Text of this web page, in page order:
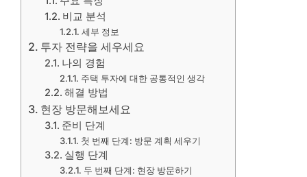
비교 분석
세부 정보
투자 전략을 세우세요
나의 경험
주택 투자에 대한 공통적인 생각
해결 방법
현장 방문해보세요
준비 단계
첫 번째 단계: 방문 계획 세우기
실행 단계
두 번째 단계: 현장 방문하기